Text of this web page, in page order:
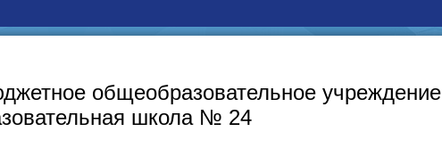
общеобразовательное учреждение
школа № 24